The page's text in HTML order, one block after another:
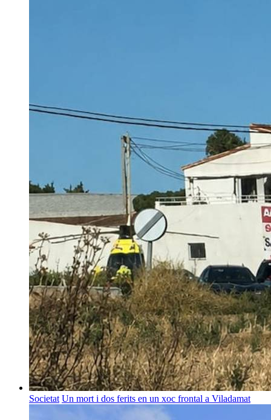
Societat Un mort i dos ferits en un xoc frontal a Viladamat